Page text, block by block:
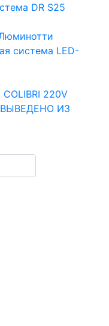
DR S25
система LED-
220V
ВЫВЕДЕНО ИЗ